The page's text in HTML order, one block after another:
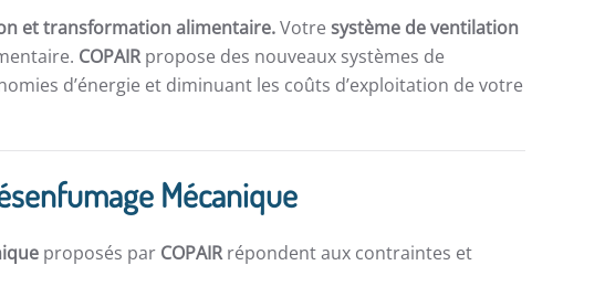
et transformation alimentaire.Votresystème de ventilation
COPAIRpropose des nouveaux systèmes de
d’énergie et diminuant les coûts d’exploitation de votre
Mécanique
proposés par COPAIRrépondent aux contraintes et